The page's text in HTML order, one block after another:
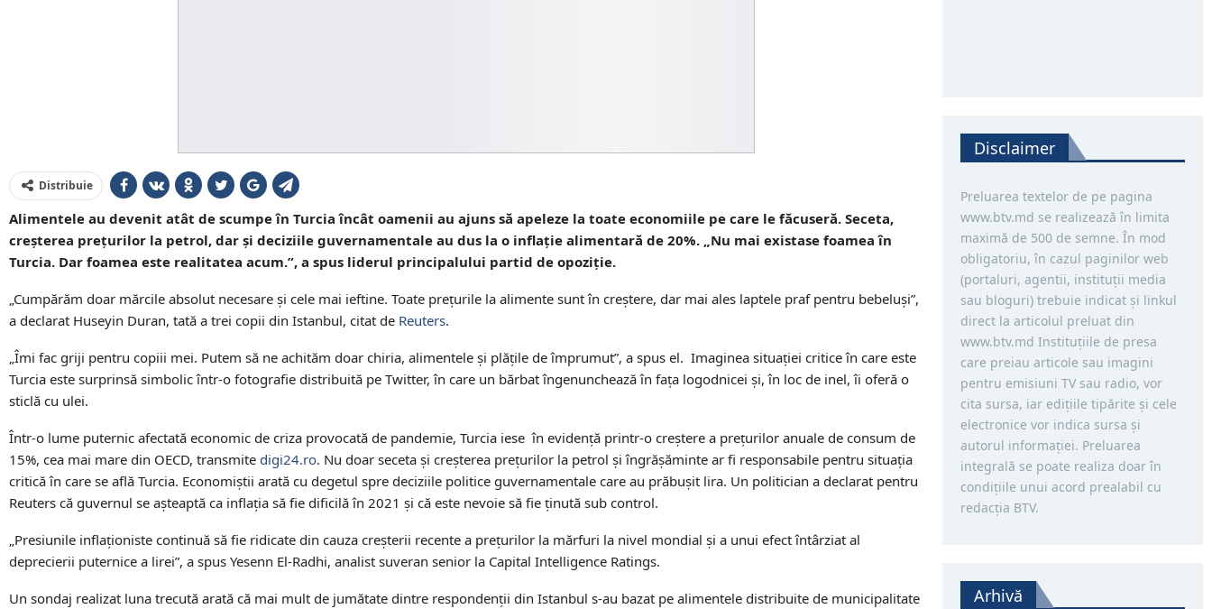
Distribuie
Alimentele au devenit atât de scumpe în Turcia încât oamenii au ajuns să apeleze la toate economiile pe care le făcuseră. Seceta,
creșterea prețurilor la petrol, dar și deciziile guvernamentale au dus la o inflație alimentară de 20%. „Nu mai existase foamea în
Turcia. Dar foamea este realitatea acum.”, a spus liderul principalului partid de opoziție.
„Cumpărăm doar mărcile absolut necesare și cele mai ieftine. Toate prețurile la alimente sunt în creștere, dar mai ales laptele praf pentru bebeluși”,
a declarat Huseyin Duran, tată a trei copii din Istanbul, citat de Reuters.
„Îmi fac griji pentru copiii mei. Putem să ne achităm doar chiria, alimentele și plățile de împrumut”, a spus el. Imaginea situației critice în care este
Turcia este surprinsă simbolic într-o fotografie distribuită pe Twitter, în care un bărbat îngenunchează în fața logodnicei și, în loc de inel, îi oferă o
sticlă cu ulei.
Într-o lume puternic afectată economic de criza provocată de pandemie, Turcia iese în evidență printr-o creștere a prețurilor anuale de consum de
15%, cea mai mare din OECD, transmite digi24.ro. Nu doar seceta și creșterea prețurilor la petrol și îngrășăminte ar fi responsabile pentru situația
critică în care se află Turcia. Economiștii arată cu degetul spre deciziile politice guvernamentale care au prăbușit lira. Un politician a declarat pentru
Reuters că guvernul se așteaptă ca inflația să fie dificilă în 2021 și că este nevoie să fie ținută sub control.
„Presiunile inflaționiste continuă să fie ridicate din cauza creșterii recente a prețurilor la mărfuri la nivel mondial și a unui efect întârziat al
deprecierii puternice a lirei”, a spus Yesenn El-Radhi, analist suveran senior la Capital Intelligence Ratings.
Un sondaj realizat luna trecută arată că mai mult de jumătate dintre respondenții din Istanbul s-au bazat pe alimentele distribuite de municipalitate
Disclaimer
Preluarea textelor de pe pagina
www.btv.md se realizează în limita
maximă de 500 de semne. În mod
obligatoriu, în cazul paginilor web
(portaluri, agentii, instituţii media
sau bloguri) trebuie indicat şi linkul
direct la articolul preluat din
www.btv.md Instituţiile de presa
care preiau articole sau imagini
pentru emisiuni TV sau radio, vor
cita sursa, iar ediţiile tipărite și cele
electronice vor indica sursa şi
autorul informaţiei. Preluarea
integrală se poate realiza doar în
condiţiile unui acord prealabil cu
redacţia BTV.
Arhivă